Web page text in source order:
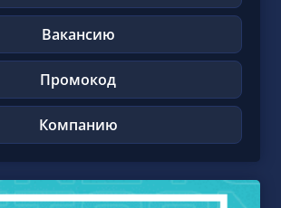
Вакансию
Промокод
Компанию